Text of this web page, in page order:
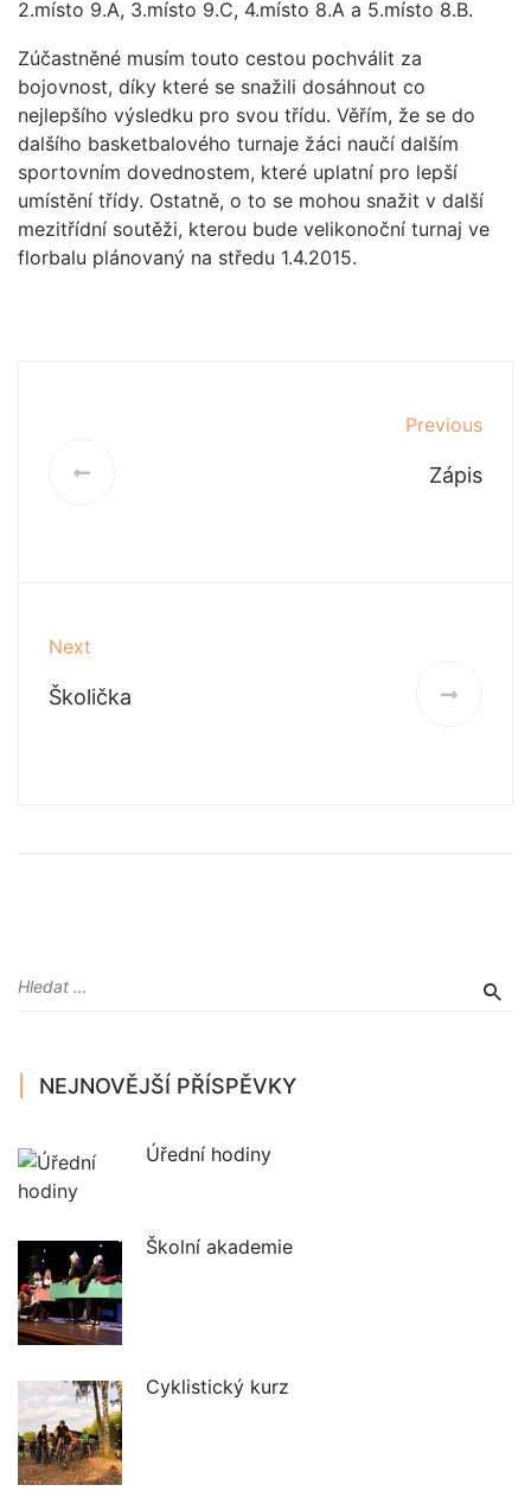
2.místo 9.A, 3.místo 9.C, 4.místo 8.A a 5.místo 8.B.
Zúčastněné musím touto cestou pochválit za
bojovnost, díky které se snažili dosáhnout co
nejlepšího výsledku pro svou třídu. Věřím, že se do
dalšího basketbalového turnaje žáci naučí dalším
sportovním dovednostem, které uplatní pro lepší
umístění třídy. Ostatně, o to se mohou snažit v další
mezitřídní soutěži, kterou bude velikonoční turnaj ve
florbalu plánovaný na středu 1.4.2015.
Previous
Zápis
Next
Školička
NEJNOVĚJŠÍ PŘÍSPĚVKY
Úřední hodiny
Školní akademie
Cyklistický kurz